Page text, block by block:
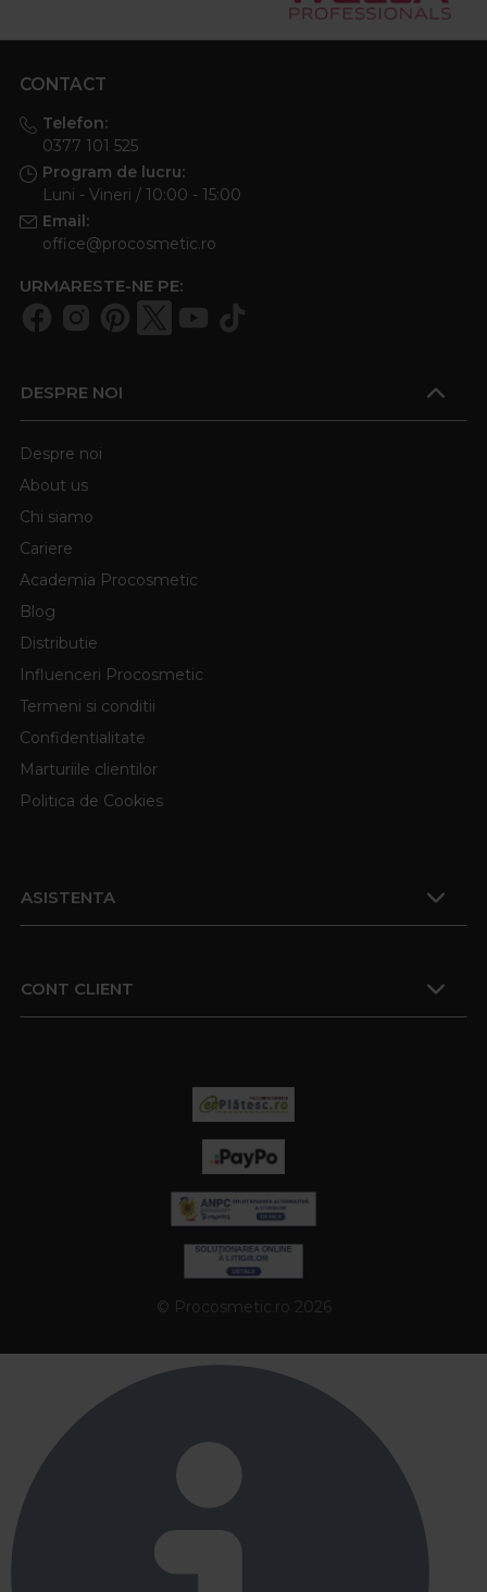
CONTACT
Telefon:
0377 101 525
Program de lucru:
Luni - Vineri / 10:00 - 15:00
Email:
office@procosmetic.ro
URMARESTE-NE PE:
DESPRE NOI
Despre noi
About us
Chi siamo
Cariere
Academia Procosmetic
Blog
Distributie
Influenceri Procosmetic
Termeni si conditii
Confidentialitate
Marturiile clientilor
Politica de Cookies
ASISTENTA
CONT CLIENT
© Procosmetic.ro 2026